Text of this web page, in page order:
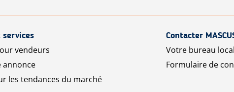
vendeurs
annonce
les tendances du marché
Contacter
Votre bureau
Formulaire de